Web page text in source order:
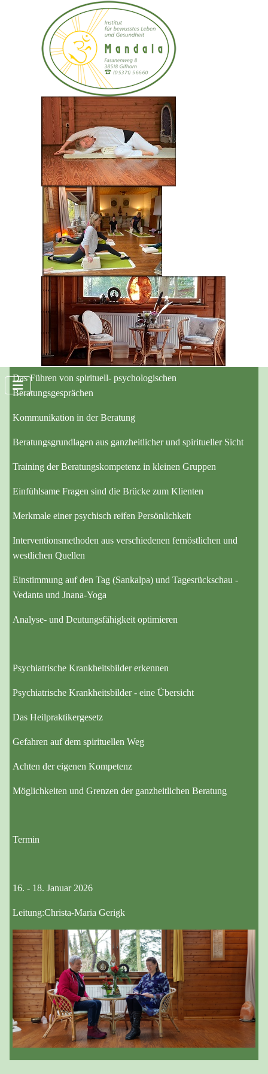
Einfühlsame Fragen sind die
Brücke zum Klienten
Einführung in psychiatrische
Krankheitsbilder
Fachweiterbildung für Yogalehrer*innen,
therapeutische Berufe und Interessierte.
Schwerpunkte:
Das Führen von spirituell- psychologischen
Beratungsgesprächen
Kommunikation in der Beratung
Beratungsgrundlagen aus ganzheitlicher und spiritueller Sicht
Training der Beratungskompetenz in kleinen Gruppen
Einfühlsame Fragen sind die Brücke zum Klienten
Merkmale einer psychisch reifen Persönlichkeit
Interventionsmethoden aus verschiedenen fernöstlichen und
westlichen Quellen
Einstimmung auf den Tag (Sankalpa) und Tagesrückschau -
Vedanta und Jnana-Yoga
Analyse- und Deutungsfähigkeit optimieren
Psychiatrische Krankheitsbilder erkennen
Psychiatrische Krankheitsbilder - eine Übersicht
Das Heilpraktikergesetz
Gefahren auf dem spirituellen Weg
Achten der eigenen Kompetenz
Möglichkeiten und Grenzen der ganzheitlichen Beratung
Termin
16. - 18. Januar 2026
Leitung:Christa-Maria Gerigk